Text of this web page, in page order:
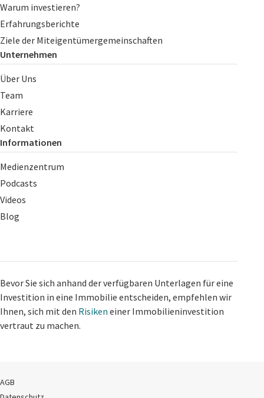
Warum investieren?
Erfahrungsberichte
Ziele der Miteigentümergemeinschaften
Unternehmen
Über Uns
Team
Karriere
Kontakt
Informationen
Medienzentrum
Podcasts
Videos
Blog
Bevor Sie sich anhand der verfügbaren Unterlagen für eine
Investition in eine Immobilie entscheiden, empfehlen wir
Ihnen, sich mit den Risiken einer Immobilieninvestition
vertraut zu machen.
AGB